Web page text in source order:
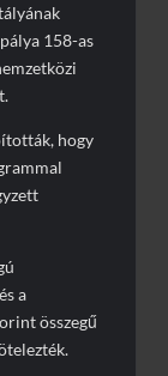
158-as
hogy
a
összegű